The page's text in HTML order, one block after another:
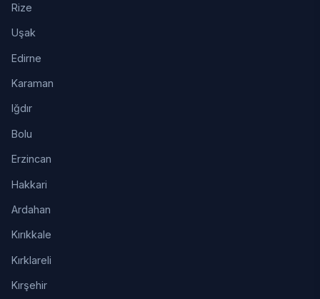
Rize
Uşak
Edirne
Karaman
Iğdır
Bolu
Erzincan
Hakkari
Ardahan
Kırıkkale
Kırklareli
Kırşehir